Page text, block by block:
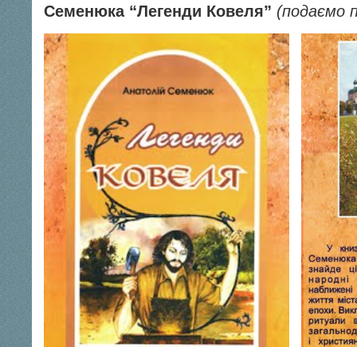
Семенюка “Легенди Ковеля” (подаємо